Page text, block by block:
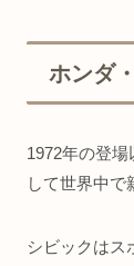
ホンダ
1972年の登
して世界中で
シビックはス